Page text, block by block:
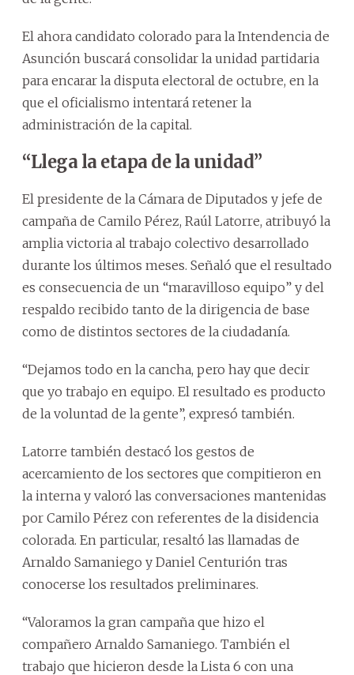
El ahora candidato colorado para la Intendencia de
Asunción buscará consolidar la unidad partidaria
para encarar la disputa electoral de octubre, en la
que el oficialismo intentará retener la
administración de la capital.
“Llega la etapa de la unidad”
El presidente de la Cámara de Diputados y jefe de
campaña de Camilo Pérez, Raúl Latorre, atribuyó la
amplia victoria al trabajo colectivo desarrollado
durante los últimos meses. Señaló que el resultado
es consecuencia de un “maravilloso equipo” y del
respaldo recibido tanto de la dirigencia de base
como de distintos sectores de la ciudadanía.
“Dejamos todo en la cancha, pero hay que decir
que yo trabajo en equipo. El resultado es producto
de la voluntad de la gente”, expresó también.
Latorre también destacó los gestos de
acercamiento de los sectores que compitieron en
la interna y valoró las conversaciones mantenidas
por Camilo Pérez con referentes de la disidencia
colorada. En particular, resaltó las llamadas de
Arnaldo Samaniego y Daniel Centurión tras
conocerse los resultados preliminares.
“Valoramos la gran campaña que hizo el
compañero Arnaldo Samaniego. También el
trabajo que hicieron desde la Lista 6 con una